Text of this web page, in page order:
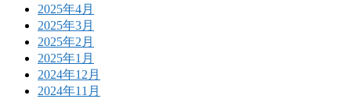
2025年4月
2025年3月
2025年2月
2025年1月
2024年12月
2024年11月